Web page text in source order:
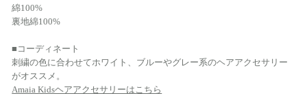
綿100%
裏地綿100%
■コーディネート
刺繍の色に合わせてホワイト、ブルーやグレー系のヘアアクセサリー
がオススメ。
Amaia Kidsヘアアクセサリーはこちら